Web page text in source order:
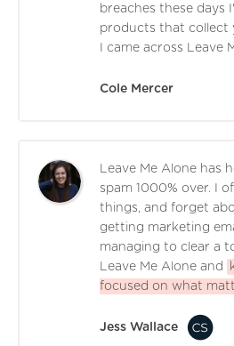
breaches these days
products that collect
I came across Leave
Cole Mercer
Leave Me Alone has
spam 1000% over. I
things, and forget
getting marketing
managing to clear a
Leave Me Alone and
focused on what
Jess Wallace